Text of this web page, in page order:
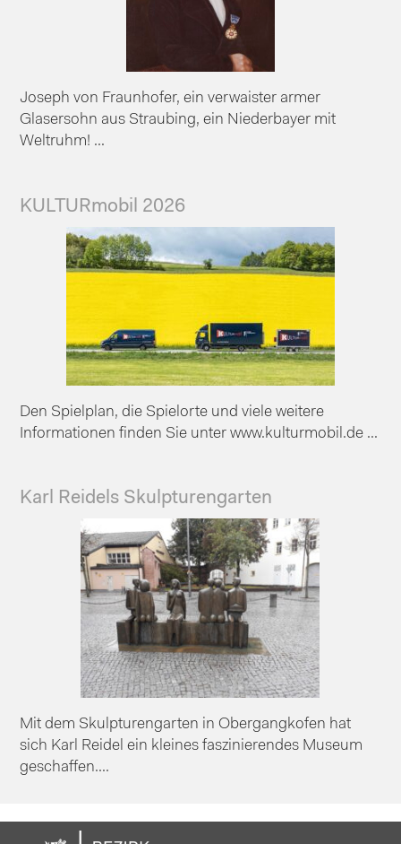
Joseph von Fraunhofer, ein verwaister armer
Glasersohn aus Straubing, ein Niederbayer mit
Weltruhm! ...
KULTURmobil 2026
Den Spielplan, die Spielorte und viele weitere
Informationen finden Sie unter www.kulturmobil.de ...
Karl Reidels Skulpturengarten
Mit dem Skulpturengarten in Obergangkofen hat
sich Karl Reidel ein kleines faszinierendes Museum
geschaffen....